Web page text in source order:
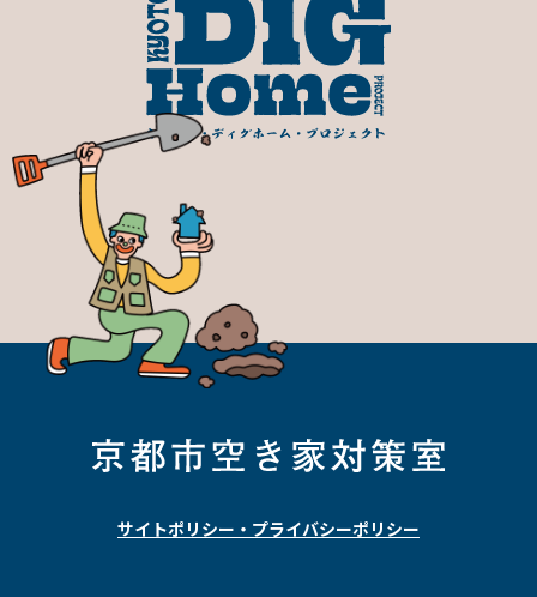
サイトポリシー・プライバシーポリシー